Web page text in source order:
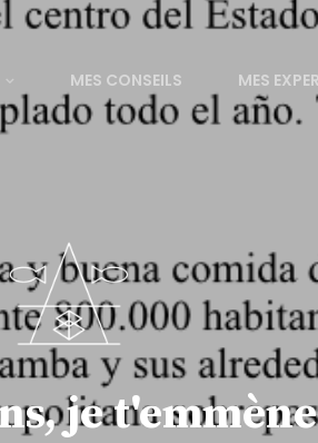
MES CONSEILS MES
je t'emmène